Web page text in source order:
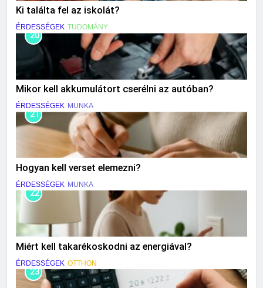
Ki találta fel az iskolát?
ÉRDESSÉGEK TUDOMÁNY
20
Mikor kell akkumulátort cserélni az autóban?
ÉRDESSÉGEK MUNKA
21
Hogyan kell verset elemezni?
ÉRDESSÉGEK MUNKA
22
Miért kell takarékoskodni az energiával?
ÉRDESSÉGEK OTTHON
23